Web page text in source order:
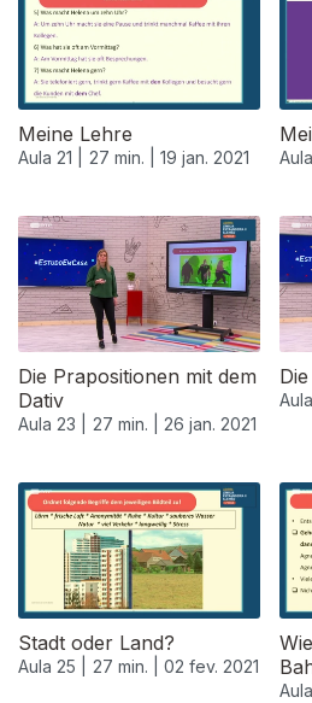
Meine Lehre
Aula 21 | 27 min. | 19 jan. 2021
Die Prapositionen mit dem
Dativ
Aula 23 | 27 min. | 26 jan. 2021
520671
Stadt oder Land?
Aula 25 | 27 min. | 02 fev. 2021